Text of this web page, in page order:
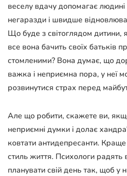
веселу вдачу допомагає
негаразди і швидше
Що буде з світоглядом дитини,
все вона бачить своїх батьків
стомленими? Вона думає, що
важка і неприємна пора, у неї
розвинутися страх перед
Але що робити, скажете ви, якщо
неприємні думки і долає
ковтати антидепресанти.
стиль життя. Психологи радять
планувати свій день так, щоб у